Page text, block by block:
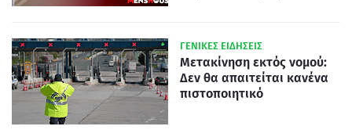
ΓΕΝΙΚΕΣ ΕΙΔΗΣΕΙΣ
Μετακίνηση εκτός νομού:
Δεν θα απαιτείται κανένα
πιστοποιητικό